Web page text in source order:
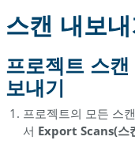
개
스
캔
는
클
스캔 내보내
프로젝트 스
보내기
프로젝트의 모든 스
서 Export Scans(스